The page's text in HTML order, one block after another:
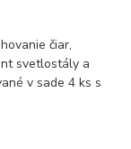
čiar,
svetlostály a
v sade 4 ks s